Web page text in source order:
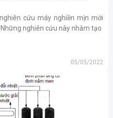
05/05/2022
cứu máy nghiền mịn mới
nghiên cứu này nhằm tạo